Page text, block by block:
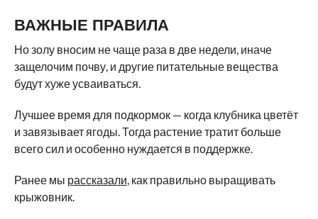
ВАЖНЫЕ ПРАВИЛА
Но золу вносим не чаще раза в две недели, иначе
защелочим почву, и другие питательные вещества
будут хуже усваиваться.
Лучшее время для подкормок — когда клубника цветёт
и завязывает ягоды. Тогда растение тратит больше
всего сил и особенно нуждается в поддержке.
Ранее мы рассказали, как правильно выращивать
крыжовник.